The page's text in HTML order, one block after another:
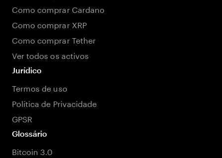
Como comprar Cardano
Como comprar XRP
Como comprar Tether
Ver todos os activos
Jurídico
Termos de uso
Política de Privacidade
GPSR
Glossário
Bitcoin 3.0